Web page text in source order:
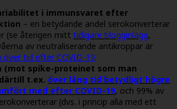
i immunsvaret efter
– en betydande andel serokonverterar
(se återigen mitt tidigare blogginlägg,
av neutraliserande antikroppar är
över tid efter COVID-19.
(mot spike-proteinet som man
t.ex. över lång tid betydligt högre
med efter COVID-19, och 99% av
(dvs. i princip alla med ett